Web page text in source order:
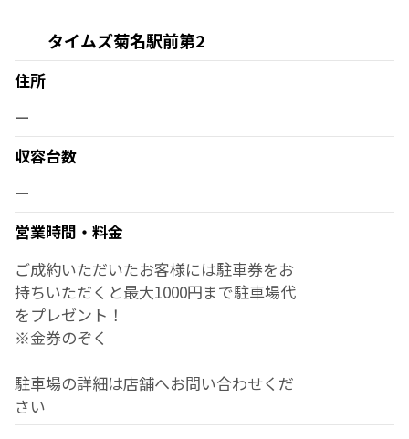
タイムズ菊名駅前第2
住所
ー
収容台数
ー
営業時間・料金
ご成約いただいたお客様には駐車券をお
持ちいただくと最大1000円まで駐車場代
をプレゼント！
※金券のぞく
駐車場の詳細は店舗へお問い合わせくだ
さい